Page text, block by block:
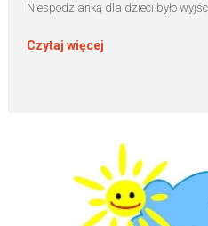
Niespodzianką dla dzieci było
Czytaj więcej